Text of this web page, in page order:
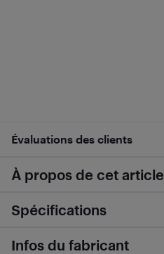
Évaluations des clients
À propos de cet article
Spécifications
Infos du fabricant